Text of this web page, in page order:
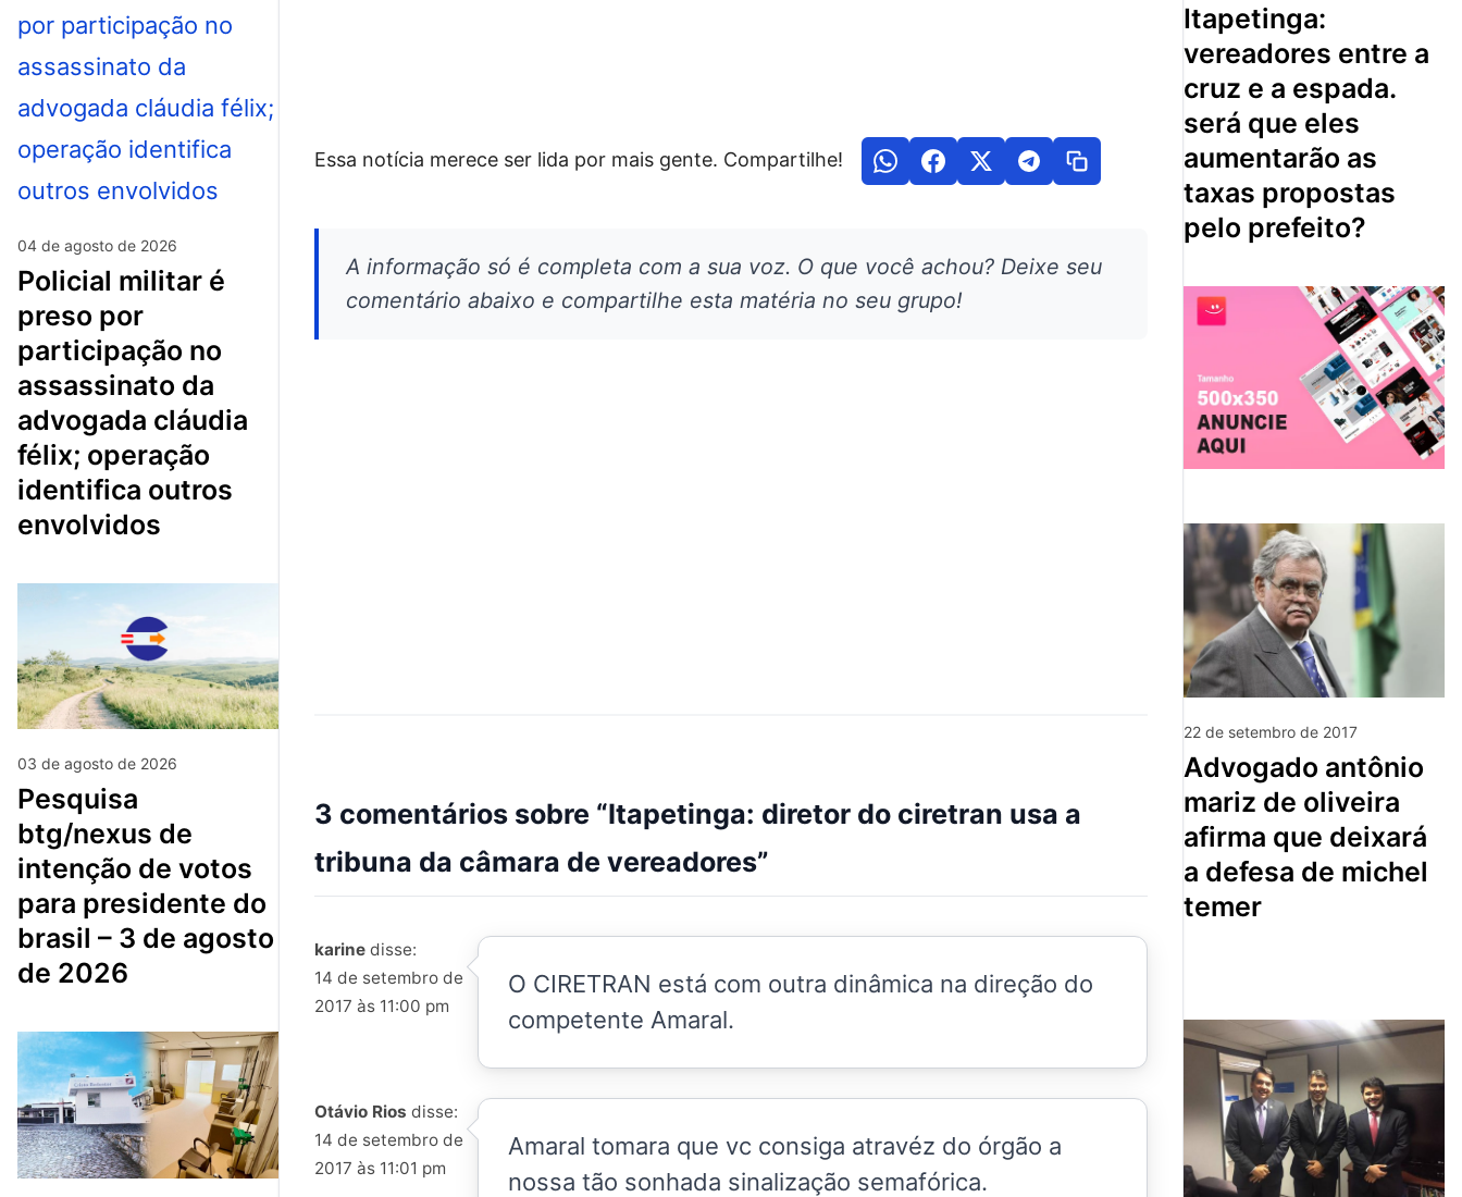
04 de agosto de 2026
policial militar é
preso por
participação no
assassinato da
advogada cláudia
félix; operação
identifica outros
envolvidos
03 de agosto de 2026
pesquisa
btg/nexus de
intenção de votos
para presidente do
brasil – 3 de agosto
de 2026
Essa notícia merece ser lida por mais gente. Compartilhe!
A informação só é completa com a sua voz. O que você achou? Deixe seu
comentário abaixo e compartilhe esta matéria no seu grupo!
3 comentários sobre “Itapetinga: diretor do ciretran usa a
tribuna da câmara de vereadores”
karine disse:
14 de setembro de
2017 às 11:00 pm
O CIRETRAN está com outra dinâmica na direção do
competente Amaral.
Otávio Rios disse:
14 de setembro de
2017 às 11:01 pm
Amaral tomara que vc consiga atravéz do órgão a
nossa tão sonhada sinalização semafórica.
itapetinga:
vereadores entre a
cruz e a espada.
será que eles
aumentarão as
taxas propostas
pelo prefeito?
22 de setembro de 2017
advogado antônio
mariz de oliveira
afirma que deixará
a defesa de michel
temer